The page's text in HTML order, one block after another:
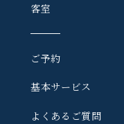
客室
ご予約
基本サービス
よくあるご質問